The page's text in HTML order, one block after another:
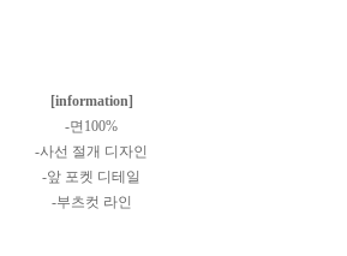
[information]
-면100%
-사선 절개 디자인
-앞 포켓 디테일
-부츠컷 라인